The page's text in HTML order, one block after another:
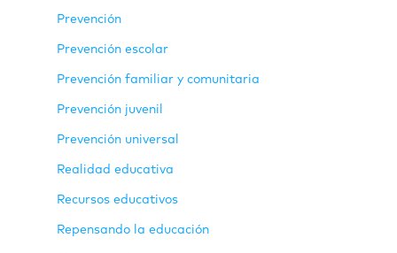
Prevención
Prevención escolar
Prevención familiar y comunitaria
Prevención juvenil
Prevención universal
Realidad educativa
Recursos educativos
Repensando la educación